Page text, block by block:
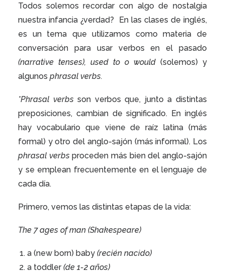
Todos solemos recordar con algo de nostalgia
nuestra infancia ¿verdad?
En las clases de inglés,
es un tema que utilizamos como materia de
conversación para usar verbos en el pasado
(narrative tenses), used to o would (solemos) y
algunos phrasal verbs.
*Phrasal verbsson verbos que, junto a distintas
preposiciones, cambian de significado. En inglés
hay vocabulario que viene de raíz latina (más
formal) y otro del anglo-sajón (más informal). Los
phrasal verbsproceden más bien del anglo-sajón
y se emplean frecuentemente en el lenguaje de
cada día.
Primero, vemos las distintas etapas de la vida:
The 7 ages of man (Shakespeare)
a (new born) baby (recién nacido)
a toddler(de 1-2 años)